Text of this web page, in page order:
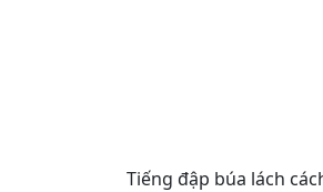
Tiếng đập búa lách